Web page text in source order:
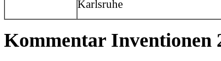
Karlsruhe
Kommentar Inventionen